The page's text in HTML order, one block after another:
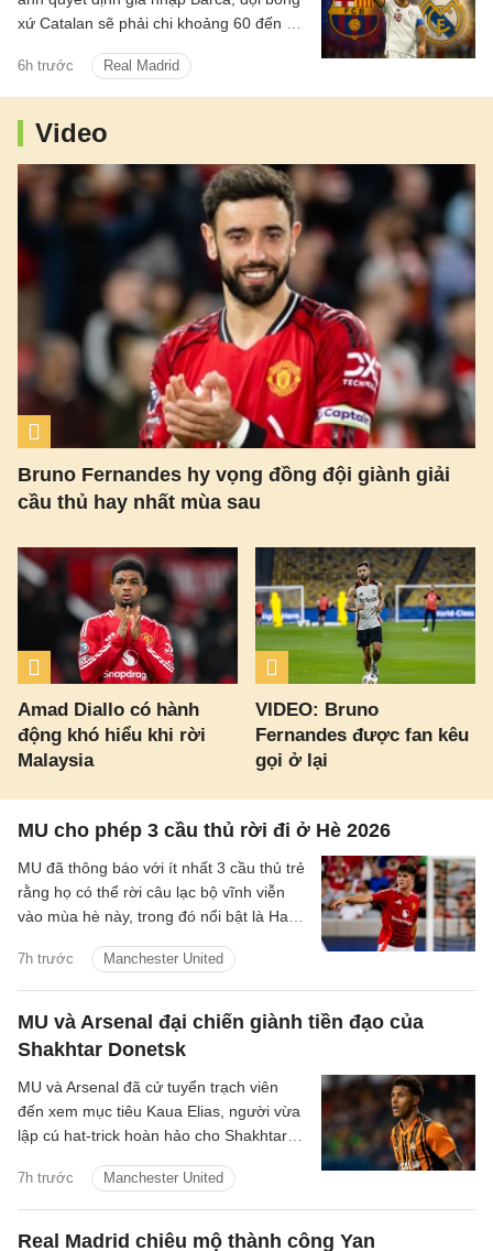
6h trước Real Madrid
xứ Catalan sẽ phải chi khoảng 60 đến 70
cần.
Video
Bruno Fernandes hy vọng đồng đội giành giải
cầu thủ hay nhất mùa sau
Amad Diallo có hành
động khó hiểu khi rời
Malaysia
VIDEO: Bruno
Fernandes được fan kêu
gọi ở lại
MU cho phép 3 cầu thủ rời đi ở Hè 2026
7h trước Manchester United
MU đã thông báo với ít nhất 3 cầu thủ trẻ
rằng họ có thể rời câu lạc bộ vĩnh viễn
vào mùa hè này, trong đó nổi bật là Harry
MU và Arsenal đại chiến giành tiền đạo của
Shakhtar Donetsk
7h trước Manchester United
MU và Arsenal đã cử tuyển trạch viên
đến xem mục tiêu Kaua Elias, người vừa
lập cú hat-trick hoàn hảo cho Shakhtar
Real Madrid chiêu mộ thành công Yan